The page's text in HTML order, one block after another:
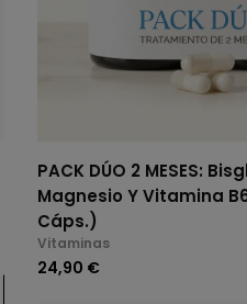
PACK DÚO 2 MESES:
Magnesio Y Vitamina
Cáps.)
Vitaminas
24,90 €